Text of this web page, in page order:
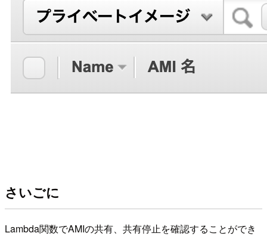
さいごに
Lambda関数でAMIの共有、共有停止を確認することができ